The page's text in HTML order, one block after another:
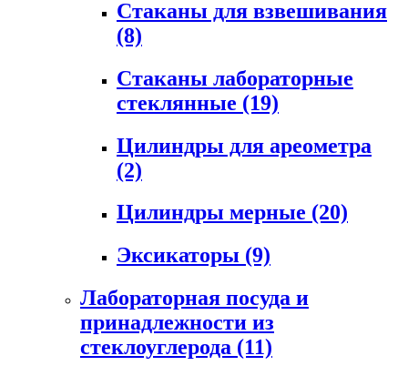
Стаканы для взвешивания
(8)
Стаканы лабораторные
стеклянные (19)
Цилиндры для ареометра
(2)
Цилиндры мерные (20)
Эксикаторы (9)
Лабораторная посуда и
принадлежности из
стеклоуглерода (11)